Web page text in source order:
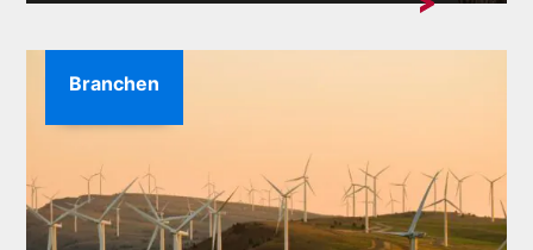
Das Schlüsselwort „EnercoNet Meinungen Tucznawa”
Branchen